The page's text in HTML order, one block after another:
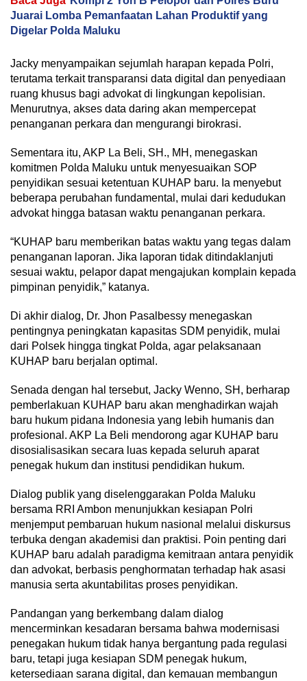
Juarai Lomba Pemanfaatan Lahan Produktif yang
Digelar Polda Maluku
Jacky menyampaikan sejumlah harapan kepada Polri,
terutama terkait transparansi data digital dan penyediaan
ruang khusus bagi advokat di lingkungan kepolisian.
Menurutnya, akses data daring akan mempercepat
penanganan perkara dan mengurangi birokrasi.
Sementara itu, AKP La Beli, SH., MH, menegaskan
komitmen Polda Maluku untuk menyesuaikan SOP
penyidikan sesuai ketentuan KUHAP baru. Ia menyebut
beberapa perubahan fundamental, mulai dari kedudukan
advokat hingga batasan waktu penanganan perkara.
“KUHAP baru memberikan batas waktu yang tegas dalam
penanganan laporan. Jika laporan tidak ditindaklanjuti
sesuai waktu, pelapor dapat mengajukan komplain kepada
pimpinan penyidik,” katanya.
Di akhir dialog, Dr. Jhon Pasalbessy menegaskan
pentingnya peningkatan kapasitas SDM penyidik, mulai
dari Polsek hingga tingkat Polda, agar pelaksanaan
KUHAP baru berjalan optimal.
Senada dengan hal tersebut, Jacky Wenno, SH, berharap
pemberlakuan KUHAP baru akan menghadirkan wajah
baru hukum pidana Indonesia yang lebih humanis dan
profesional. AKP La Beli mendorong agar KUHAP baru
disosialisasikan secara luas kepada seluruh aparat
penegak hukum dan institusi pendidikan hukum.
Dialog publik yang diselenggarakan Polda Maluku
bersama RRI Ambon menunjukkan kesiapan Polri
menjemput pembaruan hukum nasional melalui diskursus
terbuka dengan akademisi dan praktisi. Poin penting dari
KUHAP baru adalah paradigma kemitraan antara penyidik
dan advokat, berbasis penghormatan terhadap hak asasi
manusia serta akuntabilitas proses penyidikan.
Pandangan yang berkembang dalam dialog
mencerminkan kesadaran bersama bahwa modernisasi
penegakan hukum tidak hanya bergantung pada regulasi
baru, tetapi juga kesiapan SDM penegak hukum,
ketersediaan sarana digital, dan kemauan membangun